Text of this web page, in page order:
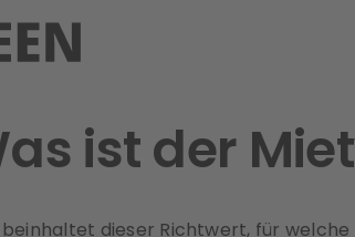
ist der
beinhaltet dieser Richtwert, für